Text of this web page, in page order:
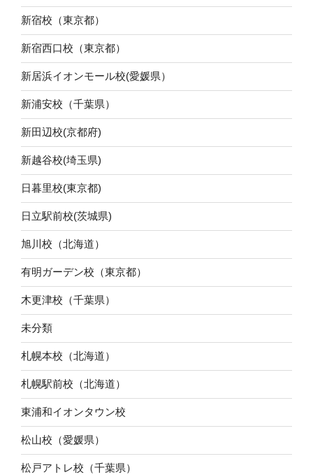
新宿校（東京都）
新宿西口校（東京都）
新居浜イオンモール校(愛媛県）
新浦安校（千葉県）
新田辺校(京都府)
新越谷校(埼玉県)
日暮里校(東京都)
日立駅前校(茨城県)
旭川校（北海道）
有明ガーデン校（東京都）
木更津校（千葉県）
未分類
札幌本校（北海道）
札幌駅前校（北海道）
東浦和イオンタウン校
松山校（愛媛県）
松戸アトレ校（千葉県）